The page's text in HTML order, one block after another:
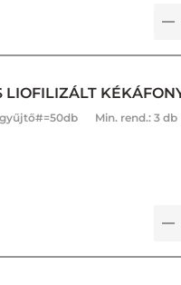
LIOFILIZÁLT
Min. rend.: 3 db